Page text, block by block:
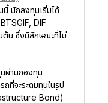
นี้ นักลงทุนเริ่มได้
DIF
ต้น ซึ่งมีลักษณะที่ไม่
ผ่านกองทุน
ที่จะระดมทุนในรูป
Bond)